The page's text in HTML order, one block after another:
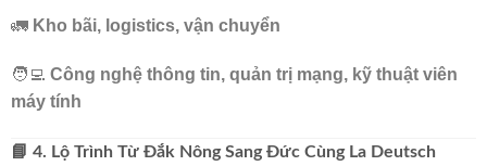
🚛 Kho bãi, logistics, vận chuyển
🧑‍💻 Công nghệ thông tin, quản trị mạng, kỹ thuật viên
máy tính
📘 4. Lộ Trình Từ Đắk Nông Sang Đức Cùng La Deutsch